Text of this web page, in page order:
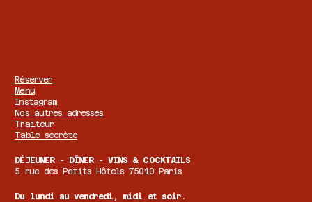
Réserver
Menu
Instagram
Nos autres adresses
Traiteur
Table secrète
DÉJEUNER - DÎNER - VINS & COCKTAILS
5 rue des Petits Hôtels 75010 Paris
Du lundi au vendredi, midi et soir.